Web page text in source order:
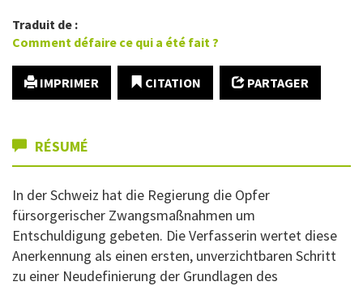
Traduit de :
Comment défaire ce qui a été fait ?
IMPRIMER CITATION PARTAGER
RÉSUMÉ
In der Schweiz hat die Regierung die Opfer
fürsorgerischer Zwangsmaßnahmen um
Entschuldigung gebeten. Die Verfasserin wertet diese
Anerkennung als einen ersten, unverzichtbaren Schritt
zu einer Neudefinierung der Grundlagen des